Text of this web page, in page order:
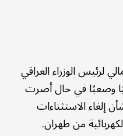
لرئيس الوزراء العراقي
وصعبًا في حال أصرت
إلغاء الاستثناءات
من طهران.